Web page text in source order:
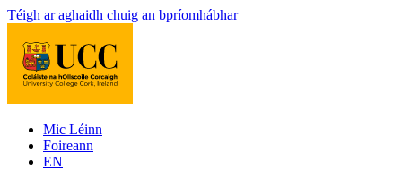
Téigh ar aghaidh chuig an bpríomhábhar
Mic Léinn
Foireann
EN